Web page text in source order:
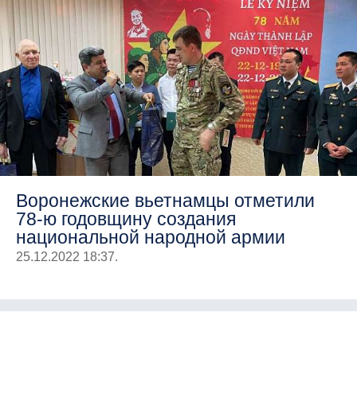
Воронежские вьетнамцы отметили
78-ю годовщину создания
национальной народной армии
25.12.2022 18:37.